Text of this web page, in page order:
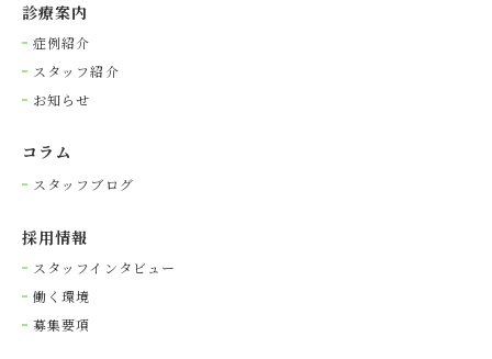
診療案内
症例紹介
スタッフ紹介
お知らせ
コラム
スタッフブログ
採⽤情報
スタッフインタビュー
働く環境
募集要項